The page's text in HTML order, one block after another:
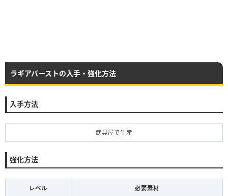
ラギアバーストの入手・強化方法
入手方法
武具屋で生産
強化方法
レベル 必要素材